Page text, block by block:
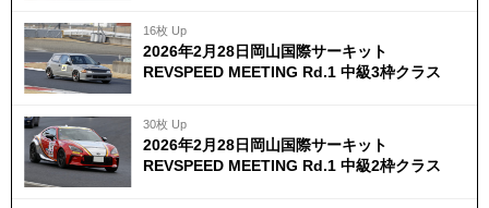
16枚 Up
2026年2月28日岡山国際サーキット
REVSPEED MEETING Rd.1 中級3枠クラス
30枚 Up
2026年2月28日岡山国際サーキット
REVSPEED MEETING Rd.1 中級2枠クラス